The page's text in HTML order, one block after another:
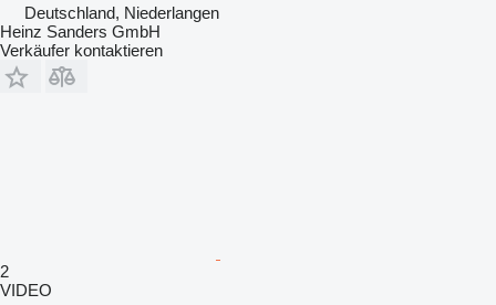
Deutschland, Niederlangen
Heinz Sanders GmbH
Verkäufer kontaktieren
2
VIDEO